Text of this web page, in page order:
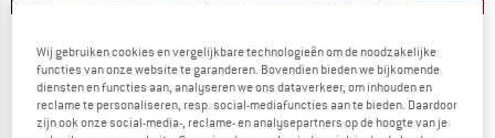
De zomersale gaat verder
NU TOT MAAR LIEFST -50%
NAAR DE SALE
Wij gebruiken cookies en vergelijkbare technologieën om de noodzakelijke
functies van onze website te garanderen. Bovendien bieden we bijkomende
diensten en functies aan, analyseren we ons dataverkeer, om inhouden en
reclame te personaliseren, resp. social-mediafuncties aan te bieden. Daardoor
zijn ook onze social-media-, reclame- en analysepartners op de hoogte van je